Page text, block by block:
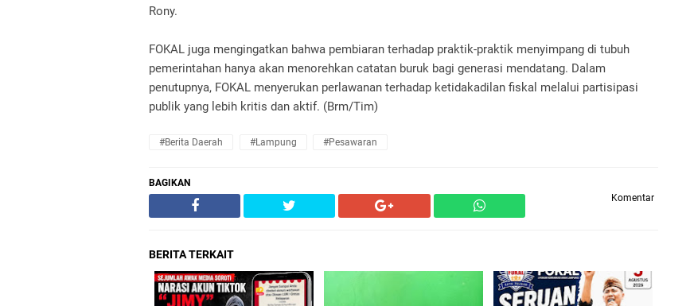
Rony.
FOKAL juga mengingatkan bahwa pembiaran terhadap praktik-praktik menyimpang di tubuh
pemerintahan hanya akan menorehkan catatan buruk bagi generasi mendatang. Dalam
penutupnya, FOKAL menyerukan perlawanan terhadap ketidakadilan fiskal melalui partisipasi
publik yang lebih kritis dan aktif. (Brm/Tim)
#Berita Daerah #Lampung #Pesawaran
BAGIKAN
Komentar
BERITA TERKAIT